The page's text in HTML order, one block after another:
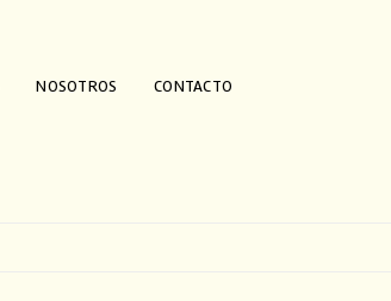
NOSOTROS CONTACTO